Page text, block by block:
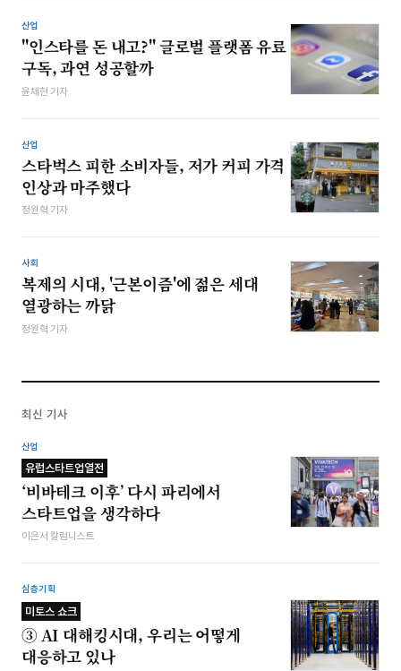
산업
"인스타를 돈 내고?" 글로벌 플랫폼 유료
구독, 과연 성공할까
윤채현 기자
산업
스타벅스 피한 소비자들, 저가 커피 가격
인상과 마주했다
정원혁 기자
사회
복제의 시대, '근본이즘'에 젊은 세대
열광하는 까닭
정원혁 기자
최신 기사
산업
유럽스타트업열전
‘비바테크 이후’ 다시 파리에서
스타트업을 생각하다
이은서 칼럼니스트
심층기획
미토스 쇼크
③ AI 대해킹시대, 우리는 어떻게
대응하고 있나